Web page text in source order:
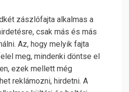
zászlófajta alkalmas a
csak más és más
Az, hogy melyik fajta
meg, mindenki döntse el
ezek mellett még
reklámozni, hirdetni. A